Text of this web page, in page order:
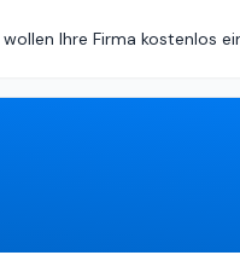
wollen Ihre Firma kostenlos